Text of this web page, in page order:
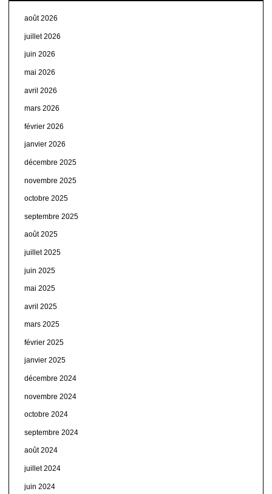
août 2026
juillet 2026
juin 2026
mai 2026
avril 2026
mars 2026
février 2026
janvier 2026
décembre 2025
novembre 2025
octobre 2025
septembre 2025
août 2025
juillet 2025
juin 2025
mai 2025
avril 2025
mars 2025
février 2025
janvier 2025
décembre 2024
novembre 2024
octobre 2024
septembre 2024
août 2024
juillet 2024
juin 2024